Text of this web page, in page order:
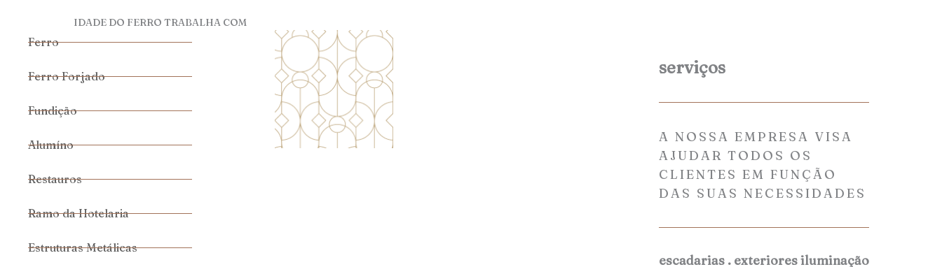
IDADE DO FERRO TRABALHA COM
Ferro
Ferro Forjado
Fundição
Alumíno
Restauros
Ramo da Hotelaria
Estruturas Metálicas
serviços
A NOSSA EMPRESA VISA
AJUDAR TODOS OS
CLIENTES EM FUNÇÃO
DAS SUAS NECESSIDADES
escadarias . exteriores iluminação